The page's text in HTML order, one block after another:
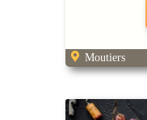
Moutiers